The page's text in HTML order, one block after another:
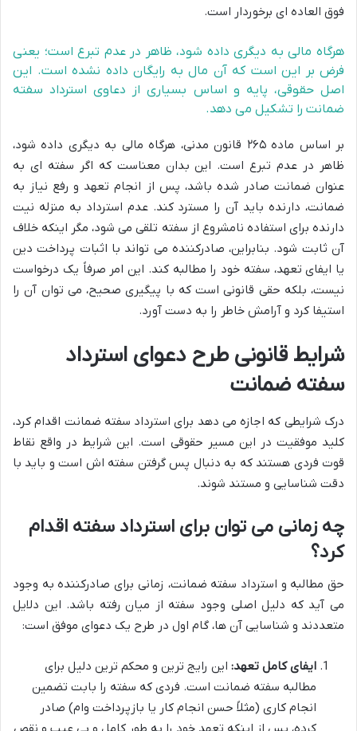
فوق العاده ای برخوردار است.
هرگاه مالی به دیگری داده شود، ظاهر در عدم تبرع است؛ یعنی
فرض بر این است که آن مال به رایگان داده نشده است. این
اصل حقوقی، پایه و اساس بسیاری از دعاوی استرداد سفته
ضمانت را تشکیل می دهد.
بر اساس ماده ۲۶۵ قانون مدنی، هرگاه مالی به دیگری داده شود،
ظاهر در عدم تبرع است. این بدان معناست که اگر سفته ای به
عنوان ضمانت صادر شده باشد، پس از انجام تعهد و رفع نیاز به
ضمانت، دارنده باید آن را مسترد کند. عدم استرداد به منزله نیت
دارنده برای استفاده نامشروع از سفته تلقی می شود، مگر اینکه خلاف
آن ثابت شود. بنابراین، صادرکننده می تواند با اثبات پرداخت دین
یا ایفای تعهد، سفته خود را مطالبه کند. این امر صرفاً یک درخواست
نیست، بلکه حقی قانونی است که با پیگیری صحیح، می توان آن را
استیفا کرد و آرامش خاطر را به دست آورد.
شرایط قانونی طرح دعوای استرداد
سفته ضمانت
درک شرایطی که اجازه می دهد برای استرداد سفته ضمانت اقدام کرد،
کلید موفقیت در این مسیر حقوقی است. این شرایط در واقع نقاط
قوت فردی هستند که به دنبال پس گرفتن سفته اش است و باید با
دقت شناسایی و مستند شوند.
چه زمانی می توان برای استرداد سفته اقدام
کرد؟
حق مطالبه و استرداد سفته ضمانت، زمانی برای صادرکننده به وجود
می آید که دلیل اصلی وجود سفته از میان رفته باشد. این دلایل
متعددند و شناسایی آن ها، گام اول در طرح یک دعوای موفق است:
ایفای کامل تعهد: این رایج ترین و محکم ترین دلیل برای
مطالبه سفته ضمانت است. فردی که سفته را بابت تضمین
انجام کاری (مثلاً حسن انجام کار یا بازپرداخت وام) صادر